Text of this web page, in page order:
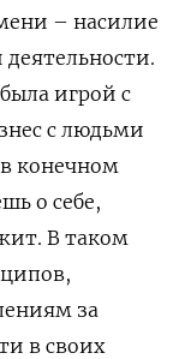
– насилие
игрой с
с людьми
конечном
о себе,
В таком
за
в своих